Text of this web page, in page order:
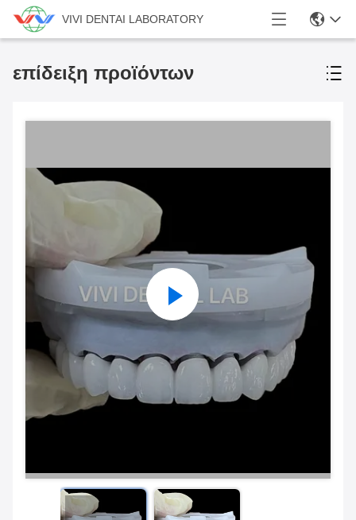
VIVI DENTAI LABORATORY
επίδειξη προϊόντων